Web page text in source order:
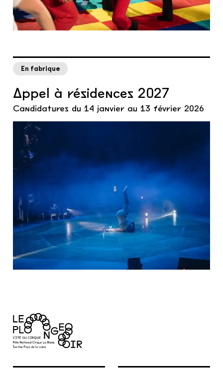
En fabrique
Appel à résidences 2027
Candidatures du 14 janvier au 13 février 2026